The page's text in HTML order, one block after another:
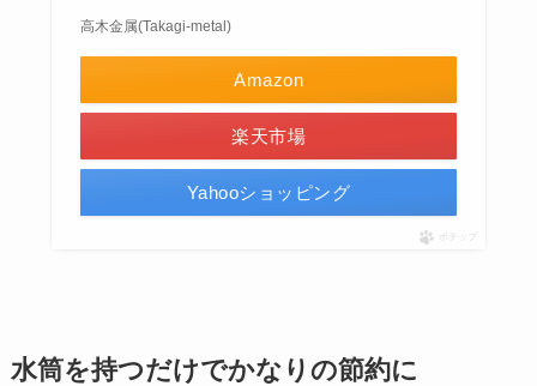
高木金属(Takagi-metal)
Amazon
楽天市場
Yahooショッピング
ポチップ
水筒を持つだけでかなりの節約に